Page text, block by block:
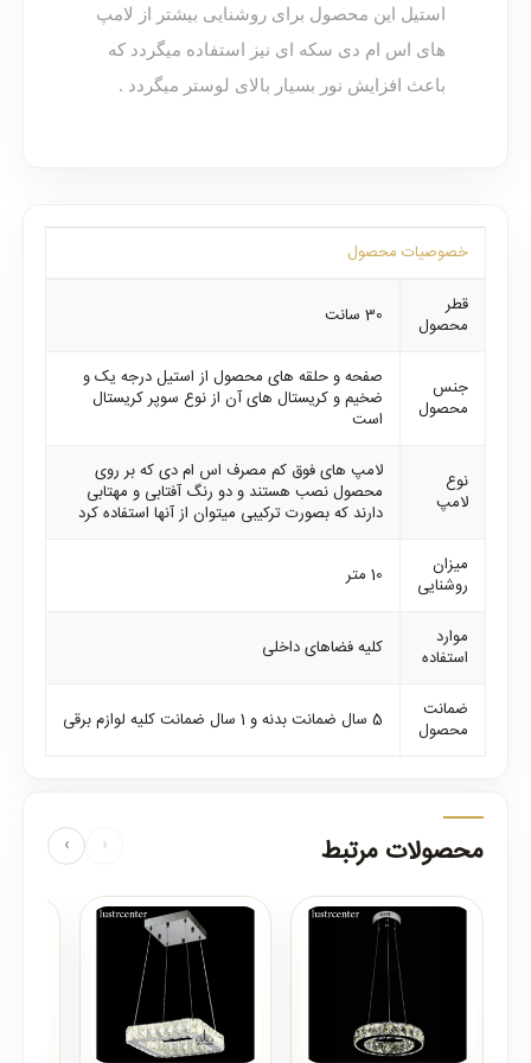
استیل این محصول برای روشنایی بیشتر از لامپ
های اس ام دی سکه ای نیز استفاده میگردد که
باعث افزایش نور بسیار بالای لوستر میگردد .
خصوصیات محصول
قطر
محصول
30 سانت
جنس
محصول
صفحه و حلقه های محصول از استیل درجه یک و
ضخیم و کریستال های آن از نوع سوپر کریستال
است
نوع
لامپ
لامپ های فوق کم مصرف اس ام دی که بر روی
محصول نصب هستند و دو رنگ آفتابی و مهتابی
دارند که بصورت ترکیبی میتوان از آنها استفاده کرد
میزان
روشنایی
10 متر
موارد
استفاده
کلیه فضاهای داخلی
ضمانت
محصول
5 سال ضمانت بدنه و 1 سال ضمانت کلیه لوازم برقی
محصولات مرتبط ‹
›